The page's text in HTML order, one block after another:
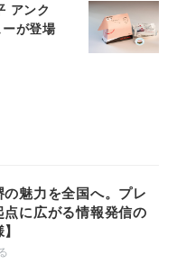
アンク
ーが登場
魅力を全国へ。プレ
点に広がる情報発信の